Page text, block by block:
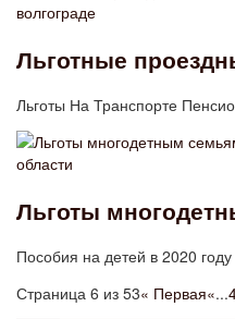
Льготные
Льготы На Транспорте
Льготы
Пособия на детей в 2020
Страница 6 из 53« Первая«...